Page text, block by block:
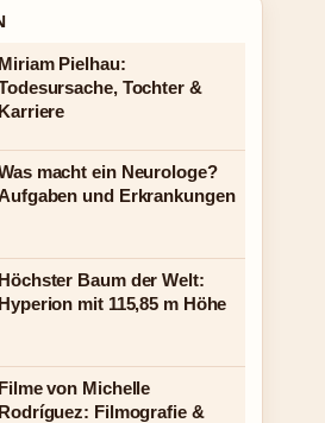
Miriam Pielhau:
Tochter &
Karriere
macht ein Neurologe?
und Erkrankungen
Höchster Baum der Welt:
Hyperion mit 115,85 m Höhe
Filme von Michelle
Rodríguez: Filmografie &